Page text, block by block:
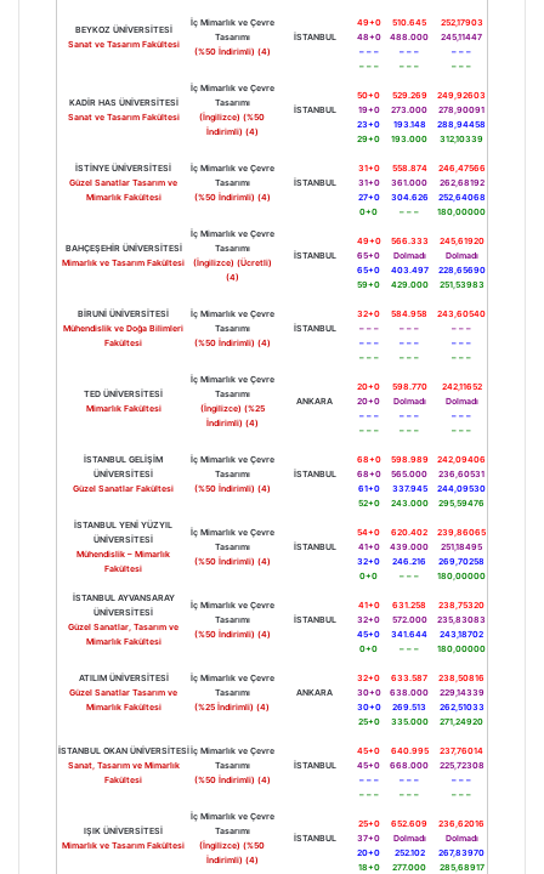
BEYKOZ ÜNİVERSİTESİ
Sanat ve Tasarım Fakültesi
İç Mimarlık ve Çevre
Tasarımı
(%50 İndirimli) (4)
İSTANBUL
49+0
48+0
– – –
– – –
510.645
488.000
– – –
– – –
252,17903
245,11447
– – –
– – –
KADİR HAS ÜNİVERSİTESİ
Sanat ve Tasarım Fakültesi
İç Mimarlık ve Çevre
Tasarımı
(İngilizce) (%50
İndirimli) (4)
İSTANBUL
50+0
19+0
23+0
29+0
529.269
273.000
193.148
193.000
249,92603
278,90091
288,94458
312,10339
İSTİNYE ÜNİVERSİTESİ
Güzel Sanatlar Tasarım ve
Mimarlık Fakültesi
İç Mimarlık ve Çevre
Tasarımı
(%50 İndirimli) (4)
İSTANBUL
31+0
31+0
27+0
0+0
558.874
361.000
304.626
– – –
246,47566
262,68192
252,64068
180,00000
BAHÇEŞEHİR ÜNİVERSİTESİ
Mimarlık ve Tasarım Fakültesi
İç Mimarlık ve Çevre
Tasarımı
(İngilizce) (Ücretli)
(4)
İSTANBUL
49+0
65+0
65+0
59+0
566.333
Dolmadı
403.497
429.000
245,61920
Dolmadı
228,65690
251,53983
BİRUNİ ÜNİVERSİTESİ
Mühendislik ve Doğa Bilimleri
Fakültesi
İç Mimarlık ve Çevre
Tasarımı
(%50 İndirimli) (4)
İSTANBUL
32+0
– – –
– – –
– – –
584.958
– – –
– – –
– – –
243,60540
– – –
– – –
– – –
TED ÜNİVERSİTESİ
Mimarlık Fakültesi
İç Mimarlık ve Çevre
Tasarımı
(İngilizce) (%25
İndirimli) (4)
ANKARA
20+0
20+0
– – –
– – –
598.770
Dolmadı
– – –
– – –
242,11652
Dolmadı
– – –
– – –
İSTANBUL GELİŞİM
ÜNİVERSİTESİ
Güzel Sanatlar Fakültesi
İç Mimarlık ve Çevre
Tasarımı
(%50 İndirimli) (4)
İSTANBUL
68+0
68+0
61+0
52+0
598.989
565.000
337.945
243.000
242,09406
236,60531
244,09530
295,59476
İSTANBUL YENİ YÜZYIL
ÜNİVERSİTESİ
Mühendislik – Mimarlık
Fakültesi
İç Mimarlık ve Çevre
Tasarımı
(%50 İndirimli) (4)
İSTANBUL
54+0
41+0
32+0
0+0
620.402
439.000
246.216
– – –
239,86065
251,18495
269,70258
180,00000
İSTANBUL AYVANSARAY
ÜNİVERSİTESİ
Güzel Sanatlar, Tasarım ve
Mimarlık Fakültesi
İç Mimarlık ve Çevre
Tasarımı
(%50 İndirimli) (4)
İSTANBUL
41+0
32+0
45+0
0+0
631.258
572.000
341.644
– – –
238,75320
235,83083
243,18702
180,00000
ATILIM ÜNİVERSİTESİ
Güzel Sanatlar Tasarım ve
Mimarlık Fakültesi
İç Mimarlık ve Çevre
Tasarımı
(%25 İndirimli) (4)
ANKARA
32+0
30+0
30+0
25+0
633.587
638.000
269.513
335.000
238,50816
229,14339
262,51033
271,24920
İSTANBUL OKAN ÜNİVERSİTESİ
Sanat, Tasarım ve Mimarlık
Fakültesi
İç Mimarlık ve Çevre
Tasarımı
(%50 İndirimli) (4)
İSTANBUL
45+0
45+0
– – –
– – –
640.995
668.000
– – –
– – –
237,76014
225,72308
– – –
– – –
IŞIK ÜNİVERSİTESİ
Mimarlık ve Tasarım Fakültesi
İç Mimarlık ve Çevre
Tasarımı
(İngilizce) (%50
İndirimli) (4)
İSTANBUL
25+0
37+0
20+0
18+0
652.609
Dolmadı
252.102
277.000
236,62016
Dolmadı
267,83970
285,68917